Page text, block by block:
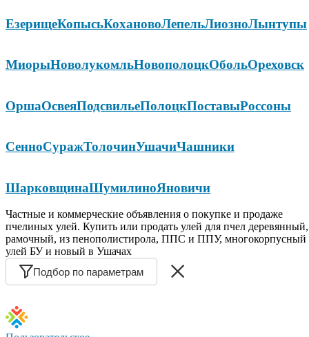
ЕзерищеКопысьКохановоЛепельЛиозноЛынтупы
МиорыНоволукомльНовополоцкОбольОреховск
ОршаОсвеяПодсвильеПолоцкПоставыРоссоны
СенноСуражТолочинУшачиЧашники
ШарковщинаШумилиноЯновичи
Частные и коммерческие объявления о покупке и продаже
пчелиных улей. Купить или продать улей для пчел деревянный,
рамочный, из пенополистирола, ППС и ППУ, многокорпусный
улей БУ и новый в Ушачах
Подбор по параметрам